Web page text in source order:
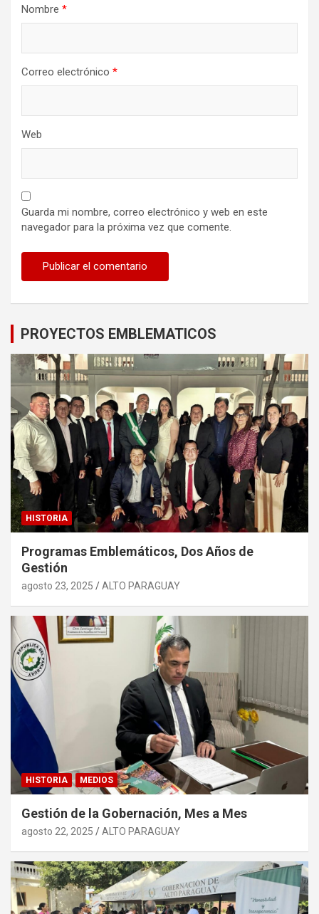
Nombre *
Correo electrónico *
Web
Guarda mi nombre, correo electrónico y web en este
navegador para la próxima vez que comente.
PROYECTOS EMBLEMATICOS
HISTORIA
Programas Emblemáticos, Dos Años de
Gestión
agosto 23, 2025 ALTO PARAGUAY
HISTORIA MEDIOS
Gestión de la Gobernación, Mes a Mes
agosto 22, 2025 ALTO PARAGUAY